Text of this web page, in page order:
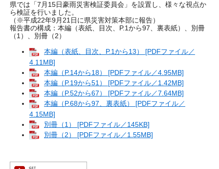
県では「7月15日豪雨災害検証委員会」を設置し、様々な視点か
ら検証を行いました。
（※平成22年9月21日に県災害対策本部に報告）
報告書の構成：本編（表紙、目次、P.1から97、裏表紙）、別冊
（1）、別冊（2）
本編（表紙、目次、P.1から13） [PDFファイル／
4.11MB]
本編（P.14から18） [PDFファイル／4.95MB]
本編（P.19から51） [PDFファイル／1.42MB]
本編（P.52から67） [PDFファイル／7.64MB]
本編（P.68から97、裏表紙） [PDFファイル／
4.15MB]
別冊（1） [PDFファイル／145KB]
別冊（2） [PDFファイル／1.55MB]